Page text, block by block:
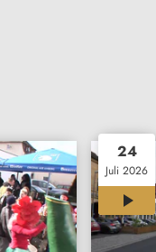
24
Juli 2026
00:25